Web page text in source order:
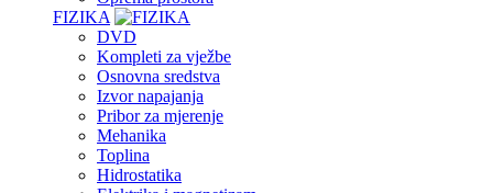
FIZIKA
DVD
Kompleti za vježbe
Osnovna sredstva
Izvor napajanja
Pribor za mjerenje
Mehanika
Toplina
Hidrostatika